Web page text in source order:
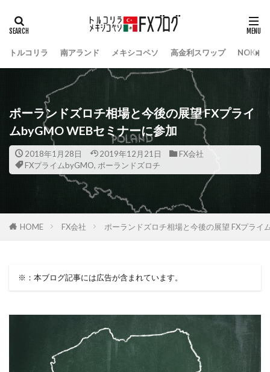
トルコリラ 南アランド メキシコペソ 高金利スワップ NOK/
ポーランドズロチ相場と今後の展望 FXプライ
ムbyGMO WEBセミナーに参加
2018年1月28日 2019年12月21日
FX会社
FXプライムbyGMO, ポーランドズロチ
HOME FX会社 ポーランドズロチ相場と今後の展望 FXプライ
※：本ブログ記事には広告が含まれています。